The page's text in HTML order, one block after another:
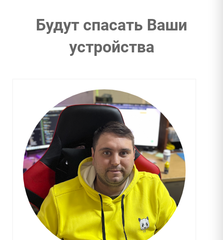
Будут спасать Ваши
устройства